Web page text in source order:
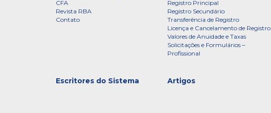
CFA
Revista RBA
Contato
Registro Principal
Registro Secundário
Transferência de Registro
Licença e Cancelamento de Registro
Valores de Anuidade e Taxas
Solicitações e Formulários –
Profissional
Artigos
Escritores do Sistema